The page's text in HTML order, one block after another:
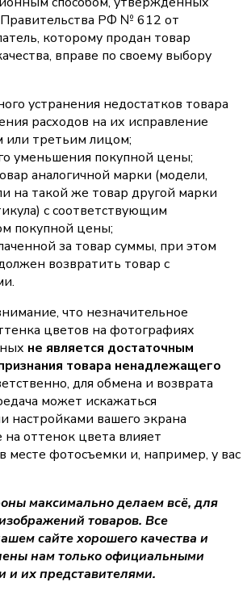
РФ № 612 от
которому продан товар
вправе по своему выбору
устранения недостатков товара
расходов на их исправление
или третьим лицом;
уменьшения покупной цены;
аналогичной марки (модели,
на такой же товар другой марки
с соответствующим
покупной цены;
за товар суммы, при этом
возвратить товар с
что незначительное
цветов на фотографиях
не является достаточным
товара ненадлежащего
для обмена и возврата
может искажаться
настройками вашего экрана
оттенок цвета влияет
месте фотосъемки и, например, у вас
максимально делаем всё, для
товаров. Все
сайте хорошего качества и
нам только официальными
и их представителями.